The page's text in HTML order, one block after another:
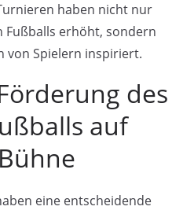
haben nicht nur
Fußballs erhöht, sondern
von Spielern inspiriert.
des
auf
eine entscheidende